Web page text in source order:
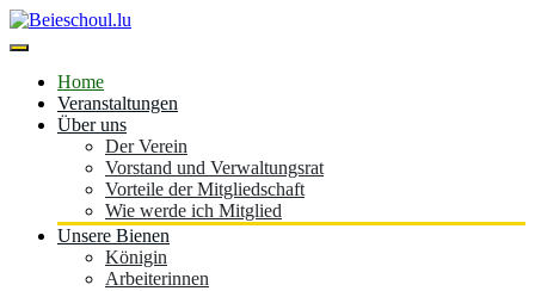
Skip
to
Beieschoul.lu
Home
Veranstaltungen
Über uns
Der Verein
Vorstand und Verwaltungsrat
Vorteile der Mitgliedschaft
Wie werde ich Mitglied
Unsere Bienen
Königin
Arbeiterinnen